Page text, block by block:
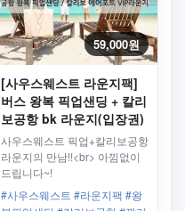
59,000원
[사우스웨스트 라운지팩]
버스 왕복 픽업샌딩 + 칼리
보공항 bk 라운지(입장권)
사우스웨스트 픽업+칼리보공항
라운지의 만남!!<br> 아낌없이
드립니다~!
#사우스웨스트 #라운지팩 #왕